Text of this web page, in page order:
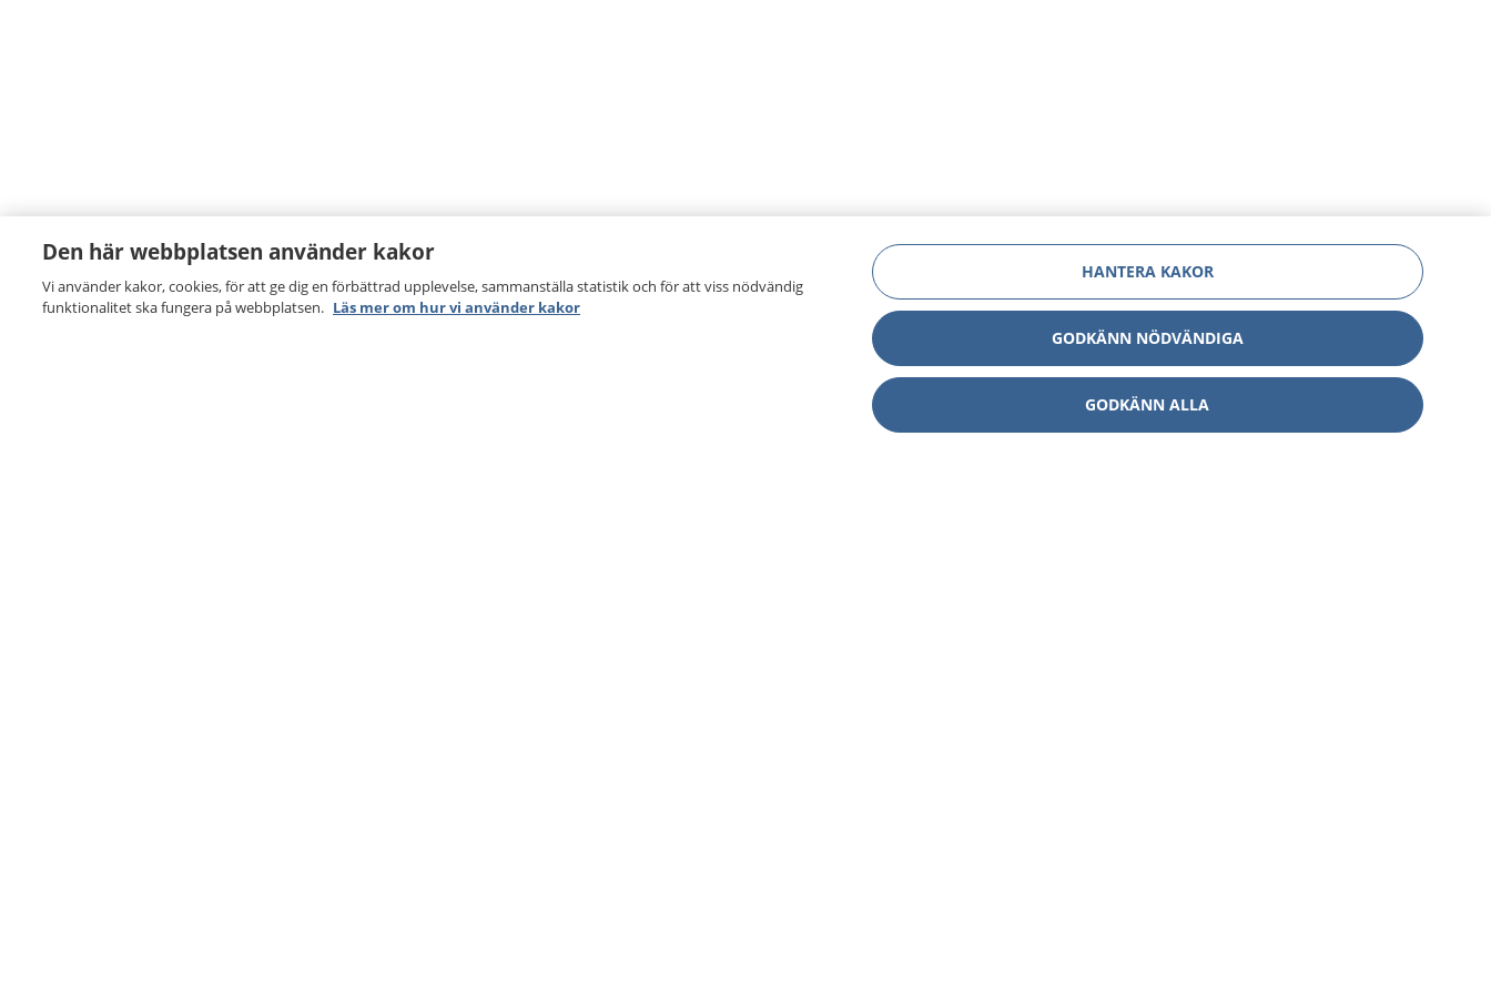
Den här webbplatsen använder kakor
Vi använder kakor, cookies, för att ge dig en förbättrad upplevelse, sammanställa statistik och för att viss nödvändig
funktionalitet ska fungera på webbplatsen. Läs mer om hur vi använder kakor
HANTERA KAKOR
GODKÄNN NÖDVÄNDIGA
GODKÄNN ALLA